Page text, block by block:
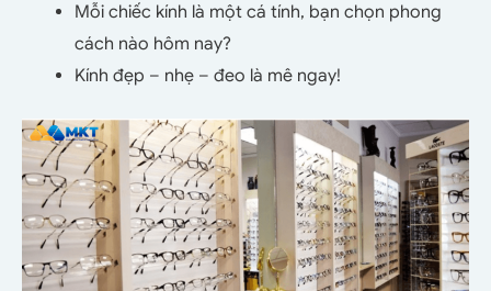
Mỗi chiếc kính là một cá tính, bạn chọn phong
cách nào hôm nay?
Kính đẹp – nhẹ – đeo là mê ngay!